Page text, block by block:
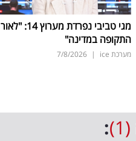
מגי טביבי נפרדת מערוץ 14: "לאור
התקופה במדינה"
מערכת ice |
7/8/2026
(1)
: